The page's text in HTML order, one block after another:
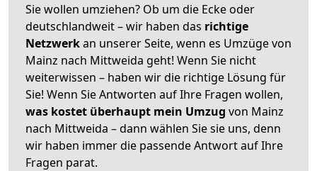
Sie wollen umziehen? Ob um die Ecke oder
deutschlandweit – wir haben das richtige
Netzwerkan unserer Seite, wenn es Umzüge von
Mainz nach Mittweida geht! Wenn Sie nicht
weiterwissen – haben wir die richtige Lösung für
Sie! Wenn Sie Antworten auf Ihre Fragen wollen,
was kostet überhaupt mein Umzug von Mainz
nach Mittweida – dann wählen Sie sie uns, denn
wir haben immer die passende Antwort auf Ihre
Fragen parat.